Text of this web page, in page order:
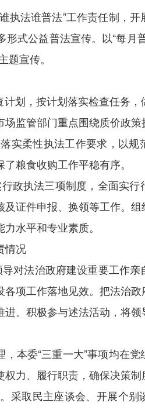
执法谁普法”工作责任制，
式公益普法宣传。以“每月
题宣传。
划，按计划落实检查任务
监管部门重点围绕质价政
实柔性执法工作要求，以规
粮食收购工作平稳有序。
政执法三项制度，全面实
证件申报、换领等工作。
水平和专业素质。
情况
对法治政府建设重要工作
项工作落地见效。把法治
。积极参与述法活动，将
本委“三重一大”事项均在
力、履行职责，确保决策
采取民主座谈会、开展个别